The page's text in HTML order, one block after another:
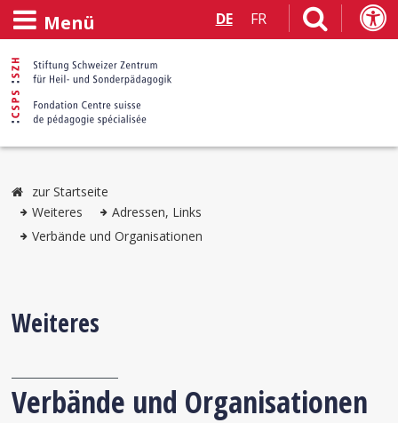
Menü DE FR
zur Startseite
Weiteres
Adressen, Links
Verbände und Organisationen
Weiteres
Verbände und Organisationen